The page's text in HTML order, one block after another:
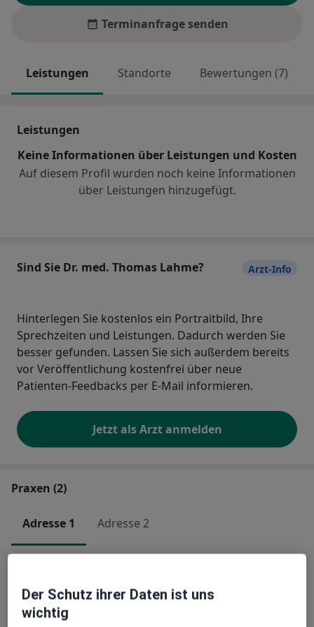
Terminanfrage senden
Leistungen Standorte Bewertungen (7)
Leistungen
Keine Informationen über Leistungen und Kosten
Auf diesem Profil wurden noch keine Informationen
über Leistungen hinzugefügt.
Sind Sie Dr. med. Thomas Lahme? Arzt-Info
Hinterlegen Sie kostenlos ein Portraitbild, Ihre
Sprechzeiten und Leistungen. Dadurch werden Sie
besser gefunden. Lassen Sie sich außerdem bereits
vor Veröffentlichung kostenfrei über neue
Patienten-Feedbacks per E-Mail informieren.
Jetzt als Arzt anmelden
Praxen (2)
Adresse 1 Adresse 2
für Anästhesiologie
Vörlinsbachstr. 5a,
Der Schutz ihrer Daten ist uns
wichtig